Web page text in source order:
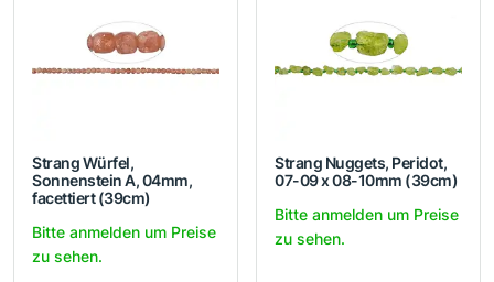
Strang Würfel,
Sonnenstein A, 04mm,
facettiert (39cm)
Bitte anmelden um Preise
zu sehen.
Strang Nuggets, Peridot,
07-09 x 08-10mm (39cm)
Bitte anmelden um Preise
zu sehen.